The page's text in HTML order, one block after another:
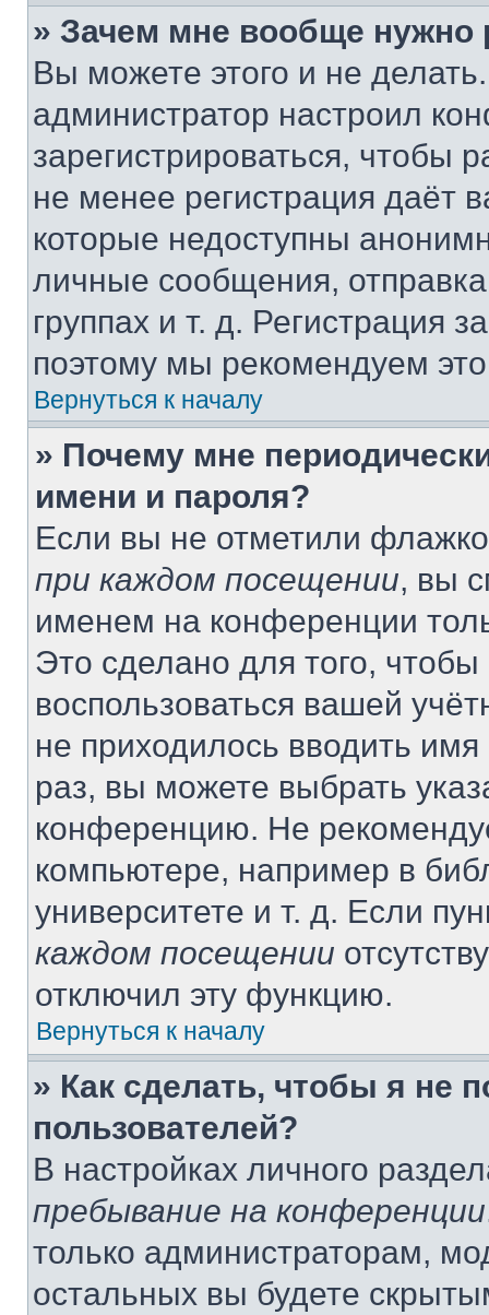
» Зачем мне вообще нужно
Вы можете этого и не
администратор настроил
зарегистрироваться, чтобы
не менее регистрация даёт
которые недоступны
личные сообщения,
группах и т. д. Регистрация
поэтому мы рекомендуем
Вернуться к началу
» Почему мне
имени и пароля?
Если вы не отметили
при каждом посещении, вы
именем на конференции
Это сделано для того, чтобы
воспользоваться вашей
не приходилось вводить
раз, вы можете выбрать
конференцию. Не
компьютере, например в
университете и т. д. Если
каждом посещении
отключил эту функцию.
Вернуться к началу
» Как сделать, чтобы я не
пользователей?
В настройках личного
пребывание на конференции
только администраторам,
остальных вы будете